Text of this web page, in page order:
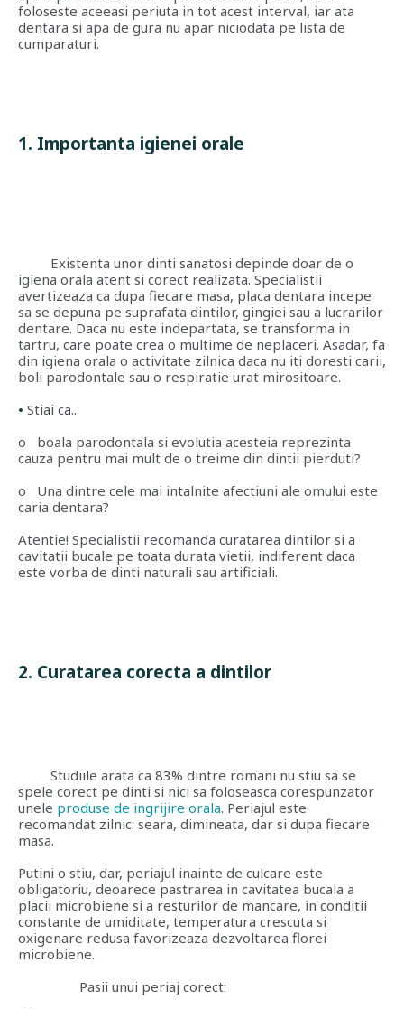
foloseste aceeasi periuta in tot acest interval, iar ata
dentara si apa de gura nu apar niciodata pe lista de
cumparaturi.
1. Importanta igienei orale
Existenta unor dinti sanatosi depinde doar de o
igiena orala atent si corect realizata. Specialistii
avertizeaza ca dupa fiecare masa, placa dentara incepe
sa se depuna pe suprafata dintilor, gingiei sau a lucrarilor
dentare. Daca nu este indepartata, se transforma in
tartru, care poate crea o multime de neplaceri. Asadar, fa
din igiena orala o activitate zilnica daca nu iti doresti carii,
boli parodontale sau o respiratie urat mirositoare.
Stiai ca...
o
boala parodontala si evolutia acesteia reprezinta
cauza pentru mai mult de o treime din dintii pierduti?
o
Una dintre cele mai intalnite afectiuni ale omului este
caria dentara?
Atentie! Specialistii recomanda curatarea dintilor si a
cavitatii bucale pe toata durata vietii, indiferent daca
este vorba de dinti naturali sau artificiali.
2. Curatarea corecta a dintilor
Studiile arata ca 83% dintre romani nu stiu sa se
spele corect pe dinti si nici sa foloseasca corespunzator
unele produse de ingrijire orala. Periajul este
recomandat zilnic: seara, dimineata, dar si dupa fiecare
masa.
Putini o stiu, dar, periajul inainte de culcare este
obligatoriu, deoarece pastrarea in cavitatea bucala a
placii microbiene si a resturilor de mancare, in conditii
constante de umiditate, temperatura crescuta si
oxigenare redusa favorizeaza dezvoltarea florei
microbiene.
Pasii unui periaj corect: